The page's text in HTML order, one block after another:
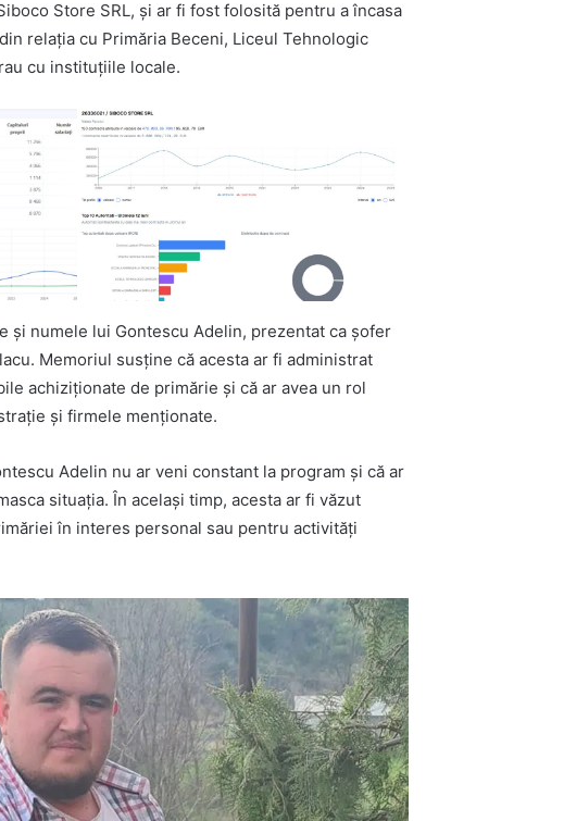
Store SRL, și ar fi fost folosită pentru a încasa
relația cu Primăria Beceni, Liceul Tehnologic
cu instituțiile locale.
și numele lui Gontescu Adelin, prezentat ca șofer
Memoriul susține că acesta ar fi administrat
achiziționate de primărie și că ar avea un rol
și firmele menționate.
Adelin nu ar veni constant la program și că ar
situația. În același timp, acesta ar fi văzut
în interes personal sau pentru activități